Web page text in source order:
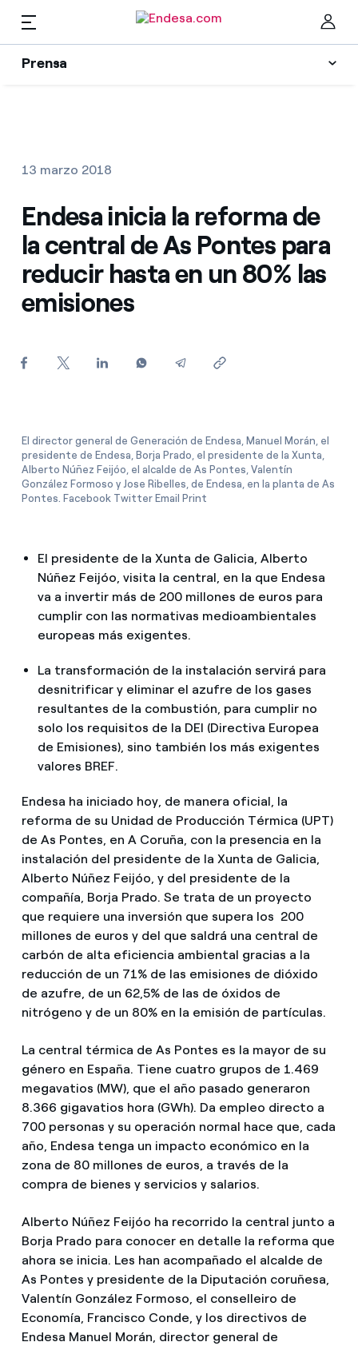
Prensa
Prensa
Encuentra la tarifa que más te conviene
Compara nuestras tarifas de empresa y ahorra
¿Cómo ver mis facturas de Endesa?
¿Has recibido una oferta para cambiar de
compañía?
Ofertas para autónomos y Pymes
Recursos
Colecciones
Contactos prensa
La cara e
ES
13 marzo 2018
Endesa inicia la reforma de
la central de As Pontes para
reducir hasta en un 80% las
emisiones
El director general de Generación de Endesa, Manuel Morán, el
presidente de Endesa, Borja Prado, el presidente de la Xunta,
Alberto Núñez Feijóo, el alcalde de As Pontes, Valentín
González Formoso y Jose Ribelles, de Endesa, en la planta de As
Pontes. Facebook Twitter Email Print
El presidente de la Xunta de Galicia, Alberto
Núñez Feijóo, visita la central, en la que Endesa
va a invertir más de 200 millones de euros para
cumplir con las normativas medioambientales
europeas más exigentes.
La transformación de la instalación servirá para
desnitrificar y eliminar el azufre de los gases
resultantes de la combustión, para cumplir no
solo los requisitos de la DEI (Directiva Europea
de Emisiones), sino también los más exigentes
valores BREF.
Endesa ha iniciado hoy, de manera oficial, la
reforma de su Unidad de Producción Térmica (UPT)
de As Pontes, en A Coruña, con la presencia en la
instalación del presidente de la Xunta de Galicia,
Alberto Núñez Feijóo, y del presidente de la
compañía, Borja Prado. Se trata de un proyecto
que requiere una inversión que supera los 200
millones de euros y del que saldrá una central de
carbón de alta eficiencia ambiental gracias a la
reducción de un 71% de las emisiones de dióxido
de azufre, de un 62,5% de las de óxidos de
nitrógeno y de un 80% en la emisión de partículas.
La central térmica de As Pontes es la mayor de su
género en España. Tiene cuatro grupos de 1.469
megavatios (MW), que el año pasado generaron
8.366 gigavatios hora (GWh). Da empleo directo a
700 personas y su operación normal hace que, cada
año, Endesa tenga un impacto económico en la
zona de 80 millones de euros, a través de la
compra de bienes y servicios y salarios.
Alberto Núñez Feijóo ha recorrido la central junto a
Borja Prado para conocer en detalle la reforma que
ahora se inicia. Les han acompañado el alcalde de
As Pontes y presidente de la Diputación coruñesa,
Valentín González Formoso, el conselleiro de
Economía, Francisco Conde, y los directivos de
Endesa Manuel Morán, director general de